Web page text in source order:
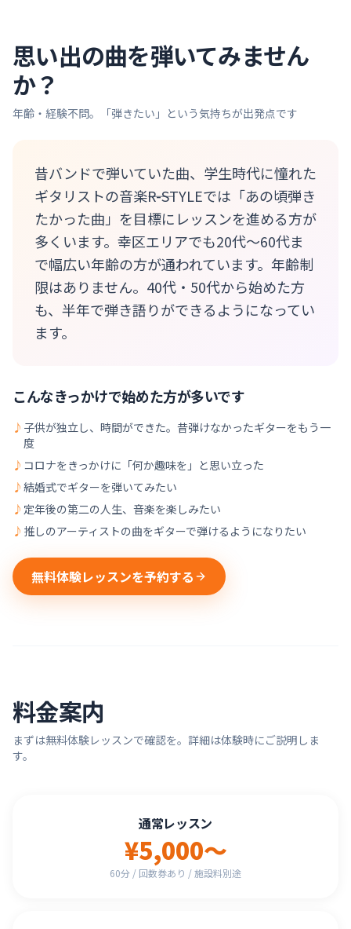
思い出の曲を弾いてみません
か？
年齢・経験不問。「弾きたい」という気持ちが出発点です
昔バンドで弾いていた曲、学生時代に憧れた
ギタリストの音楽――R-STYLEでは「あの頃弾き
たかった曲」を目標にレッスンを進める方が
多くいます。幸区エリアでも20代〜60代ま
で幅広い年齢の方が通われています。年齢制
限はありません。40代・50代から始めた方
も、半年で弾き語りができるようになってい
ます。
こんなきっかけで始めた方が多いです
♪ 子供が独立し、時間ができた。昔弾けなかったギターをもう一
度
♪ コロナをきっかけに「何か趣味を」と思い立った
♪ 結婚式でギターを弾いてみたい
♪ 定年後の第二の人生、音楽を楽しみたい
♪ 推しのアーティストの曲をギターで弾けるようになりたい
無料体験レッスンを予約する
料金案内
まずは無料体験レッスンで確認を。詳細は体験時にご説明しま
す。
通常レッスン
¥5,000〜
60分 / 回数券あり / 施設料別途